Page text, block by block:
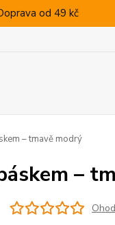
od 49 kč
– tmavě modrý
–